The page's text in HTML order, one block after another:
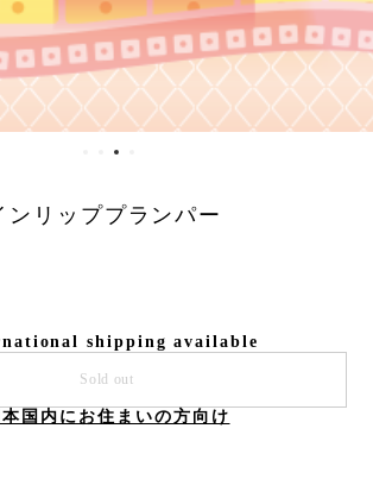
ンリッププランパー
shipping available
Sold out
本国内にお住まいの方向け